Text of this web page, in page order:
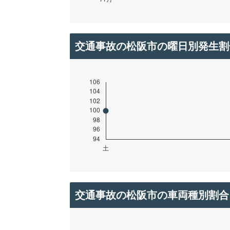
交通事故の松阪市の曜日別発生
交通事故の松阪市の車両種別割合